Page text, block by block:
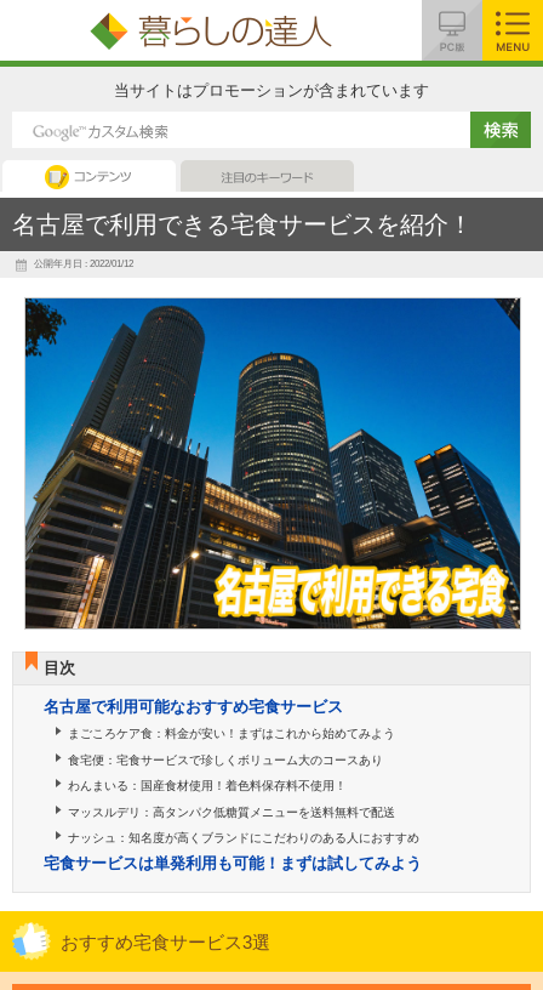
MENU
当サイトはプロモーションが含まれています
暮らしの達人 注目のキーワード
名古屋で利用できる宅食サービスを紹介！
公開年月日 : 2022/01/12
目次
名古屋で利用可能なおすすめ宅食サービス
まごころケア食：料金が安い！まずはこれから始めてみよう
食宅便：宅食サービスで珍しくボリューム大のコースあり
わんまいる：国産食材使用！着色料保存料不使用！
マッスルデリ：高タンパク低糖質メニューを送料無料で配送
ナッシュ：知名度が高くブランドにこだわりのある人におすすめ
宅食サービスは単発利用も可能！まずは試してみよう
おすすめ宅食サービス3選